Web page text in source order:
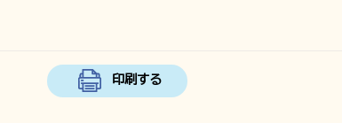
印刷する